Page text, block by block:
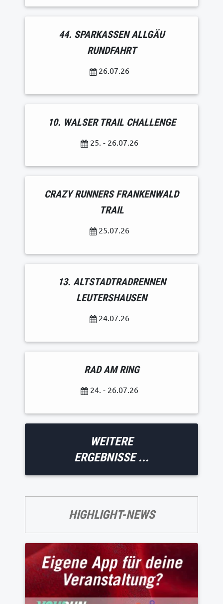
HIGHLIGHT-NEWS
44. SPARKASSEN ALLGÄU
RUNDFAHRT
26.07.26
10. WALSER TRAIL CHALLENGE
25. - 26.07.26
CRAZY RUNNERS FRANKENWALD
TRAIL
25.07.26
13. ALTSTADTRADRENNEN
LEUTERSHAUSEN
24.07.26
RAD AM RING
24. - 26.07.26
WEITERE
ERGEBNISSE ...